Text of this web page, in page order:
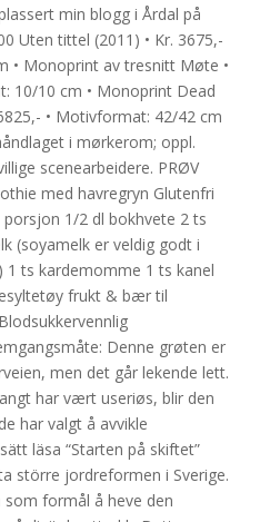
min blogg i Årdal på
Uten tittel (2011) • Kr. 3675,-
• Monoprint av tresnitt Møte •
10/10 cm • Monoprint Dead
• Motivformat: 42/42 cm
i mørkerom; oppl.
scenearbeidere. PRØV
med havregryn Glutenfri
1/2 dl bokhvete 2 ts
(soyamelk er veldig godt i
1 ts kardemomme 1 ts kanel
frukt & bær til
Denne grøten er
men det går lekende lett.
har vært useriøs, blir den
har valgt å avvikle
läsa “Starten på skiftet”
större jordreformen i Sverige.
formål å heve den